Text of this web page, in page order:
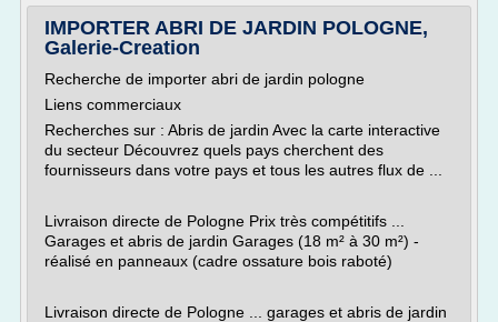
IMPORTER ABRI DE JARDIN POLOGNE,
Galerie-Creation
Recherche de importer abri de jardin pologne
Liens commerciaux
Recherches sur : Abris de jardin Avec la carte interactive
du secteur Découvrez quels pays cherchent des
fournisseurs dans votre pays et tous les autres flux de ...
Livraison directe de Pologne Prix très compétitifs ...
Garages et abris de jardin Garages (18 m² à 30 m²) -
réalisé en panneaux (cadre ossature bois raboté)
Livraison directe de Pologne ... garages et abris de jardin